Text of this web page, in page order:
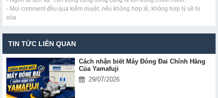
- Mọi comment đều qua kiểm duyệt, nếu không hợp lệ, không hợp lý sẽ bị
xóa.
TIN TỨC LIÊN QUAN
Cách nhận biết Máy Đóng Đai Chính Hãng
Của Yamafuji
29/07/2026